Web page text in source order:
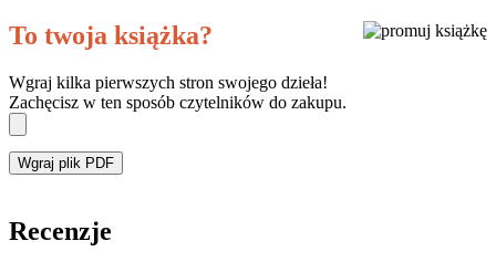
To twoja książka?
Wgraj kilka pierwszych stron swojego dzieła!
Zachęcisz w ten sposób czytelników do zakupu.
Wgraj plik PDF
Recenzje